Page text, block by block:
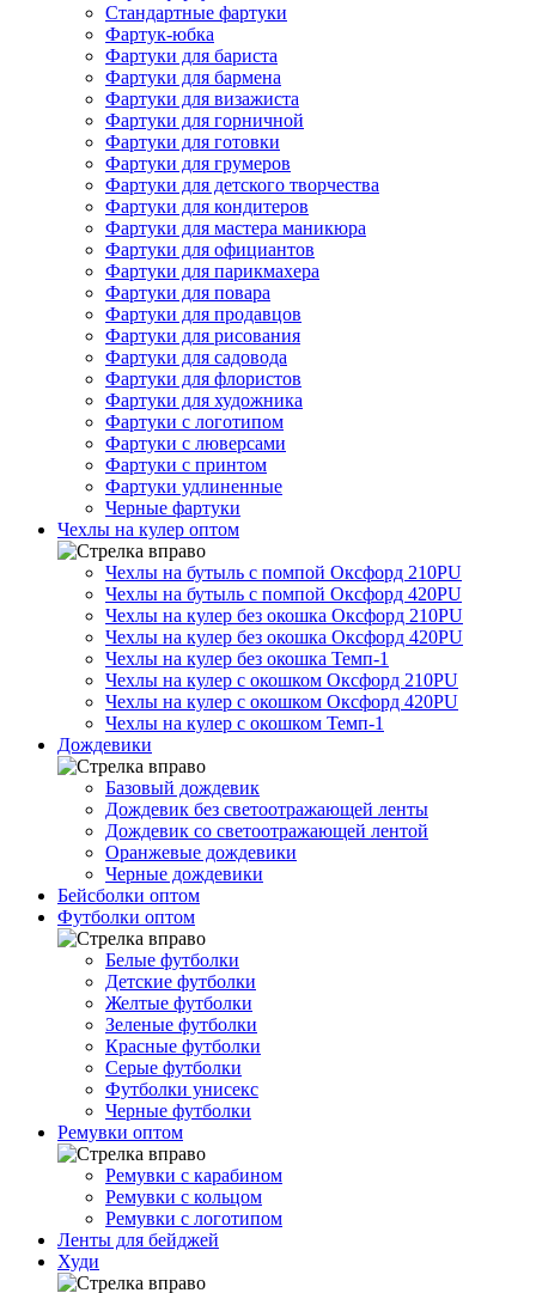
Стандартные фартуки
Фартук-юбка
Фартуки для бариста
Фартуки для бармена
Фартуки для визажиста
Фартуки для горничной
Фартуки для готовки
Фартуки для грумеров
Фартуки для детского творчества
Фартуки для кондитеров
Фартуки для мастера маникюра
Фартуки для официантов
Фартуки для парикмахера
Фартуки для повара
Фартуки для продавцов
Фартуки для рисования
Фартуки для садовода
Фартуки для флористов
Фартуки для художника
Фартуки с логотипом
Фартуки с люверсами
Фартуки с принтом
Фартуки удлиненные
Черные фартуки
Чехлы на кулер оптом
Чехлы на бутыль с помпой Оксфорд 210PU
Чехлы на бутыль с помпой Оксфорд 420PU
Чехлы на кулер без окошка Оксфорд 210PU
Чехлы на кулер без окошка Оксфорд 420PU
Чехлы на кулер без окошка Темп-1
Чехлы на кулер с окошком Оксфорд 210PU
Чехлы на кулер с окошком Оксфорд 420PU
Чехлы на кулер с окошком Темп-1
Дождевики
Базовый дождевик
Дождевик без светоотражающей ленты
Дождевик со светоотражающей лентой
Оранжевые дождевики
Черные дождевики
Бейсболки оптом
Футболки оптом
Белые футболки
Детские футболки
Желтые футболки
Зеленые футболки
Красные футболки
Серые футболки
Футболки унисекс
Черные футболки
Ремувки оптом
Ремувки с карабином
Ремувки с кольцом
Ремувки с логотипом
Ленты для бейджей
Худи